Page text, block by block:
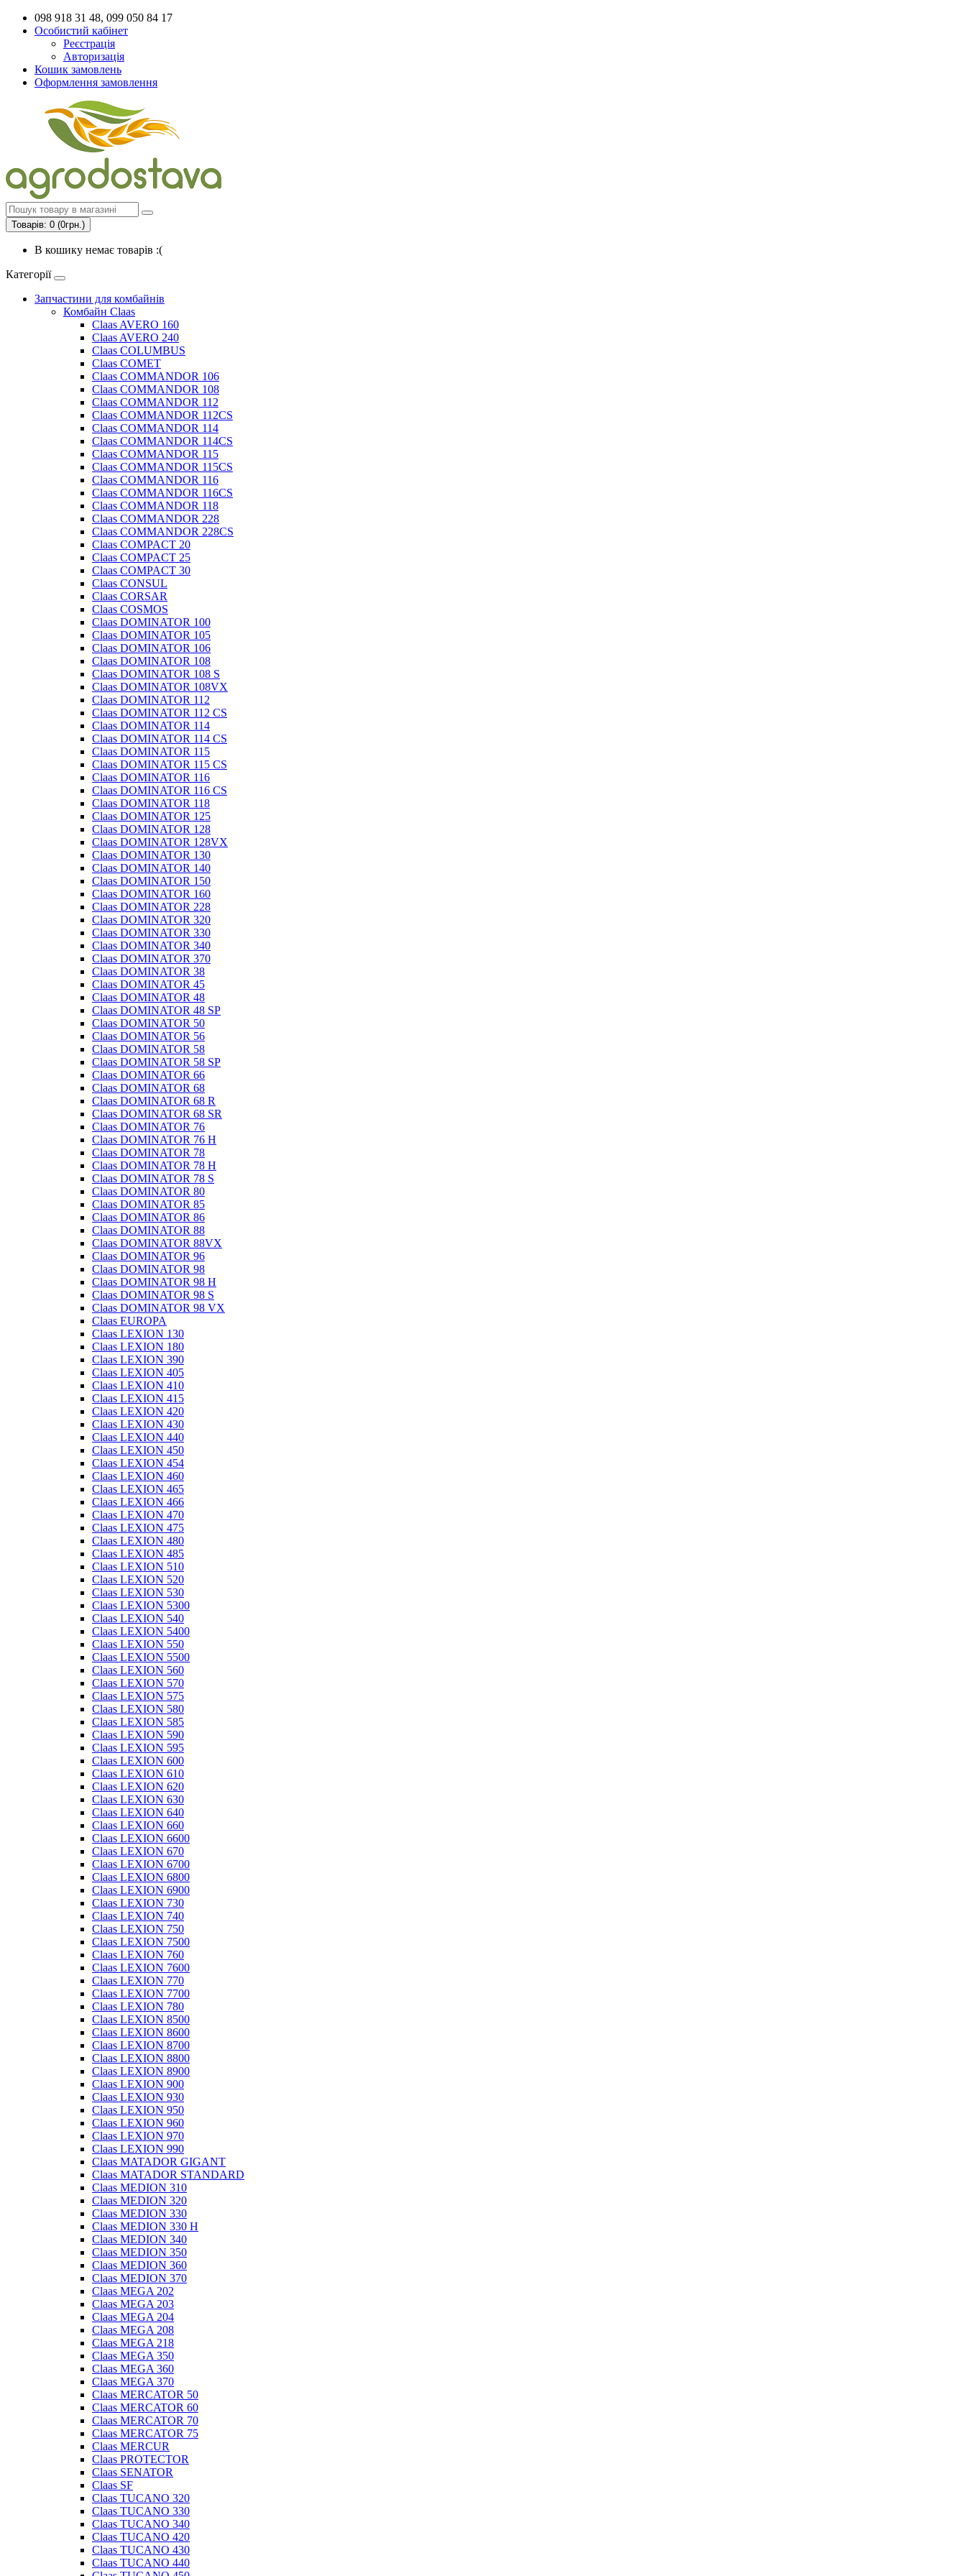
098 918 31 48, 099 050 84 17
Особистий кабінет
Реєстрація
Авторизація
Кошик замовлень
Оформлення замовлення
Товарів: 0 (0грн.)
В кошику немає товарів :(
Категорії
Запчастини для комбайнів
Комбайн Claas
Claas AVERO 160
Claas AVERO 240
Claas COLUMBUS
Claas COMET
Claas COMMANDOR 106
Claas COMMANDOR 108
Claas COMMANDOR 112
Claas COMMANDOR 112CS
Claas COMMANDOR 114
Claas COMMANDOR 114CS
Claas COMMANDOR 115
Claas COMMANDOR 115CS
Claas COMMANDOR 116
Claas COMMANDOR 116CS
Claas COMMANDOR 118
Claas COMMANDOR 228
Claas COMMANDOR 228CS
Claas COMPACT 20
Claas COMPACT 25
Claas COMPACT 30
Claas CONSUL
Claas CORSAR
Claas COSMOS
Claas DOMINATOR 100
Claas DOMINATOR 105
Claas DOMINATOR 106
Claas DOMINATOR 108
Claas DOMINATOR 108 S
Claas DOMINATOR 108VX
Claas DOMINATOR 112
Claas DOMINATOR 112 CS
Claas DOMINATOR 114
Claas DOMINATOR 114 CS
Claas DOMINATOR 115
Claas DOMINATOR 115 CS
Claas DOMINATOR 116
Claas DOMINATOR 116 CS
Claas DOMINATOR 118
Claas DOMINATOR 125
Claas DOMINATOR 128
Claas DOMINATOR 128VX
Claas DOMINATOR 130
Claas DOMINATOR 140
Claas DOMINATOR 150
Claas DOMINATOR 160
Claas DOMINATOR 228
Claas DOMINATOR 320
Claas DOMINATOR 330
Claas DOMINATOR 340
Claas DOMINATOR 370
Claas DOMINATOR 38
Claas DOMINATOR 45
Claas DOMINATOR 48
Claas DOMINATOR 48 SP
Claas DOMINATOR 50
Claas DOMINATOR 56
Claas DOMINATOR 58
Claas DOMINATOR 58 SP
Claas DOMINATOR 66
Claas DOMINATOR 68
Claas DOMINATOR 68 R
Claas DOMINATOR 68 SR
Claas DOMINATOR 76
Claas DOMINATOR 76 H
Claas DOMINATOR 78
Claas DOMINATOR 78 H
Claas DOMINATOR 78 S
Claas DOMINATOR 80
Claas DOMINATOR 85
Claas DOMINATOR 86
Claas DOMINATOR 88
Claas DOMINATOR 88VX
Claas DOMINATOR 96
Claas DOMINATOR 98
Claas DOMINATOR 98 H
Claas DOMINATOR 98 S
Claas DOMINATOR 98 VX
Claas EUROPA
Claas LEXION 130
Claas LEXION 180
Claas LEXION 390
Claas LEXION 405
Claas LEXION 410
Claas LEXION 415
Claas LEXION 420
Claas LEXION 430
Claas LEXION 440
Claas LEXION 450
Claas LEXION 454
Claas LEXION 460
Claas LEXION 465
Claas LEXION 466
Claas LEXION 470
Claas LEXION 475
Claas LEXION 480
Claas LEXION 485
Claas LEXION 510
Claas LEXION 520
Claas LEXION 530
Claas LEXION 5300
Claas LEXION 540
Claas LEXION 5400
Claas LEXION 550
Claas LEXION 5500
Claas LEXION 560
Claas LEXION 570
Claas LEXION 575
Claas LEXION 580
Claas LEXION 585
Claas LEXION 590
Claas LEXION 595
Claas LEXION 600
Claas LEXION 610
Claas LEXION 620
Claas LEXION 630
Claas LEXION 640
Claas LEXION 660
Claas LEXION 6600
Claas LEXION 670
Claas LEXION 6700
Claas LEXION 6800
Claas LEXION 6900
Claas LEXION 730
Claas LEXION 740
Claas LEXION 750
Claas LEXION 7500
Claas LEXION 760
Claas LEXION 7600
Claas LEXION 770
Claas LEXION 7700
Claas LEXION 780
Claas LEXION 8500
Claas LEXION 8600
Claas LEXION 8700
Claas LEXION 8800
Claas LEXION 8900
Claas LEXION 900
Claas LEXION 930
Claas LEXION 950
Claas LEXION 960
Claas LEXION 970
Claas LEXION 990
Claas MATADOR GIGANT
Claas MATADOR STANDARD
Claas MEDION 310
Claas MEDION 320
Claas MEDION 330
Claas MEDION 330 H
Claas MEDION 340
Claas MEDION 350
Claas MEDION 360
Claas MEDION 370
Claas MEGA 202
Claas MEGA 203
Claas MEGA 204
Claas MEGA 208
Claas MEGA 218
Claas MEGA 350
Claas MEGA 360
Claas MEGA 370
Claas MERCATOR 50
Claas MERCATOR 60
Claas MERCATOR 70
Claas MERCATOR 75
Claas MERCUR
Claas PROTECTOR
Claas SENATOR
Claas SF
Claas TUCANO 320
Claas TUCANO 330
Claas TUCANO 340
Claas TUCANO 420
Claas TUCANO 430
Claas TUCANO 440